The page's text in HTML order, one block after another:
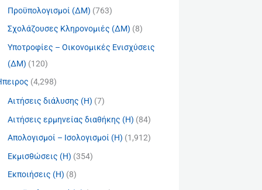
Προϋπολογισμοί (ΔΜ) (763)
Σχολάζουσες Κληρονομιές (ΔΜ) (8)
Υποτροφίες – Οικονομικές Ενισχύσεις
(ΔΜ) (120)
(4,298)
Αιτήσεις διάλυσης (Η) (7)
Αιτήσεις ερμηνείας διαθήκης (Η) (84)
Απολογισμοί – Ισολογισμοί (Η) (1,912)
Εκμισθώσεις (Η) (354)
Εκποιήσεις (Η) (8)